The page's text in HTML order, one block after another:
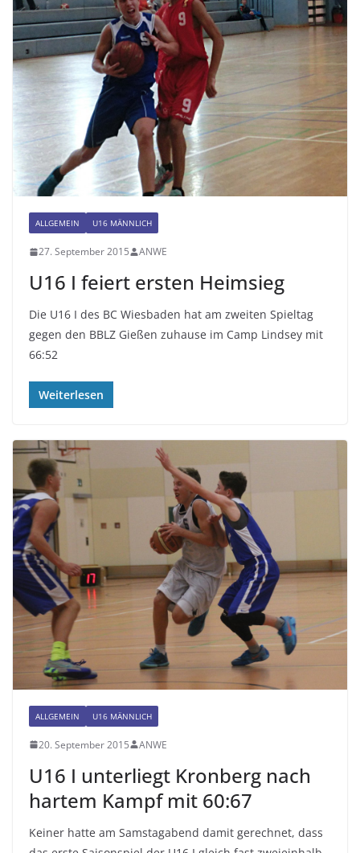
ALLGEMEIN U16 MÄNNLICH
27. September 2015 ANWE
U16 I feiert ersten Heimsieg
Die U16 I des BC Wiesbaden hat am zweiten Spieltag
gegen den BBLZ Gießen zuhause im Camp Lindsey mit
66:52
Weiterlesen
ALLGEMEIN U16 MÄNNLICH
20. September 2015 ANWE
U16 I unterliegt Kronberg nach
hartem Kampf mit 60:67
Keiner hatte am Samstagabend damit gerechnet, dass